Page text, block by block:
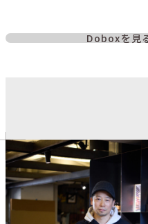
Doboxを見